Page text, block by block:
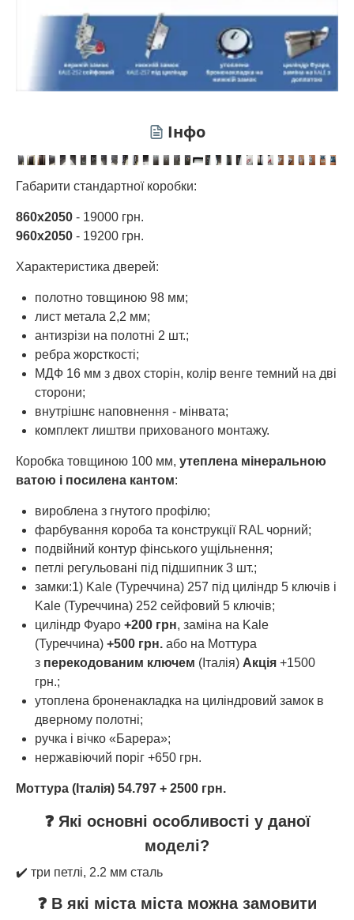
Інфо
Габарити стандартної коробки:
860х2050 - 19000 грн.
960х2050 - 19200 грн.
Характеристика дверей:
полотно товщиною 98 мм;
лист метала 2,2 мм;
антизрізи на полотні 2 шт.;
ребра жорсткості;
МДФ 16 мм з двох сторін, колір венге темний на дві
сторони;
внутрішнє наповнення - мінвата;
комплект лиштви прихованого монтажу.
Коробка товщиною 100 мм, утеплена мінеральною
ватою і посилена кантом:
вироблена з гнутого профілю;
фарбування короба та конструкції RAL чорний;
подвійний контур фінського ущільнення;
петлі регульовані під підшипник 3 шт.;
замки:1) Kale (Туреччина) 257 під циліндр 5 ключів і
Kale (Туреччина) 252 сейфовий 5 ключів;
циліндр Фуаро +200 грн, заміна на Kale
(Туреччина) +500 грн. або на Моттура
з перекодованим ключем (Італія) Акція +1500
грн.;
утоплена броненакладка на циліндровий замок в
дверному полотні;
ручка і вічко «Барера»;
нержавіючий поріг +650 грн.
Моттура (Італія) 54.797 + 2500 грн.
❓ Які основні особливості у даної
моделі?
✔️ три петлі, 2.2 мм сталь
❓ В які міста міста можна замовити